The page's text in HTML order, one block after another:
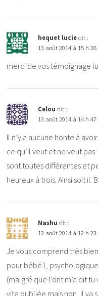
hequet lucie dit :
13 août 2014 à 15 h
merci de vos témoignage
Celou dit :
13 août 2014 à 14 h
Il n’y a aucune honte à
ce qu’il veut et ne veut
sont toutes différentes et
heureux à trois. Ainsi soit il.
Nashu dit :
13 août 2014 à 12 h
Je vous comprend très
pour bébé1,
(malgré que l’ont m’a dit
vite oubliée mais non, il va